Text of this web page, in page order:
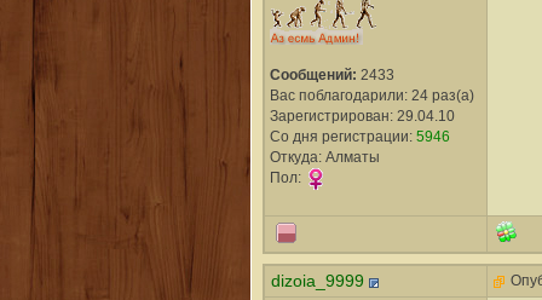
Сообщений: 2433
Вас поблагодарили: 24 раз(а)
Зарегистрирован: 29.04.10
Со дня регистрации: 5946
Откуда: Алматы
Пол:
dizoia_9999